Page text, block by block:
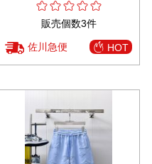
販売個数3件
佐川急便 HOT